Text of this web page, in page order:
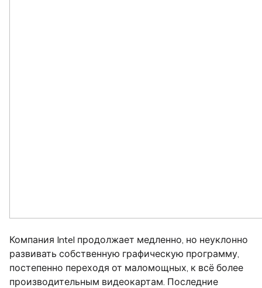
Компания Intel продолжает медленно, но неуклонно
развивать собственную графическую программу,
постепенно переходя от маломощных, к всё более
производительным видеокартам. Последние